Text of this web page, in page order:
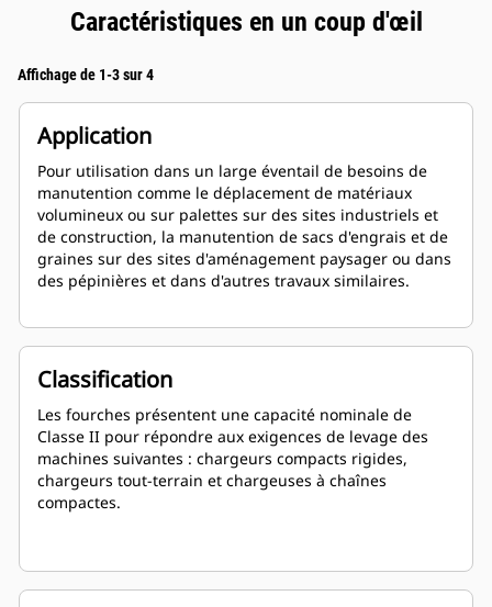
Caractéristiques en un coup d'œil
Affichage de 1-3 sur 4
Application
Pour utilisation dans un large éventail de besoins de
manutention comme le déplacement de matériaux
volumineux ou sur palettes sur des sites industriels et
de construction, la manutention de sacs d'engrais et de
graines sur des sites d'aménagement paysager ou dans
des pépinières et dans d'autres travaux similaires.
Classification
Les fourches présentent une capacité nominale de
Classe II pour répondre aux exigences de levage des
machines suivantes : chargeurs compacts rigides,
chargeurs tout-terrain et chargeuses à chaînes
compactes.